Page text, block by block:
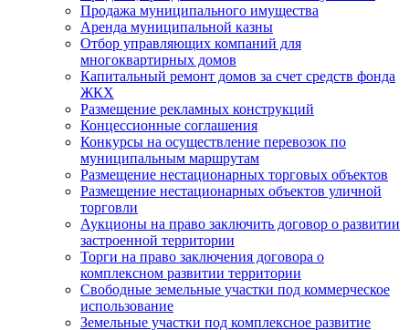
Продажа муниципального имущества
Аренда муниципальной казны
Отбор управляющих компаний для
многоквартирных домов
Капитальный ремонт домов за счет средств фонда
ЖКХ
Размещение рекламных конструкций
Концессионные соглашения
Конкурсы на осуществление перевозок по
муниципальным маршрутам
Размещение нестационарных торговых объектов
Размещение нестационарных объектов уличной
торговли
Аукционы на право заключить договор о развитии
застроенной территории
Торги на право заключения договора о
комплексном развитии территории
Свободные земельные участки под коммерческое
использование
Земельные участки под комплексное развитие